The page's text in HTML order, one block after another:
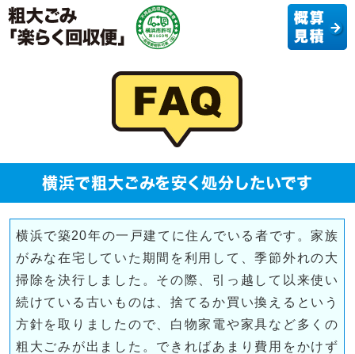
横浜で粗大ごみを安く処分したいです
横浜で築20年の一戸建てに住んでいる者です。家族
がみな在宅していた期間を利用して、季節外れの大
掃除を決行しました。その際、引っ越して以来使い
続けている古いものは、捨てるか買い換えるという
方針を取りましたので、白物家電や家具など多くの
粗大ごみが出ました。できればあまり費用をかけず